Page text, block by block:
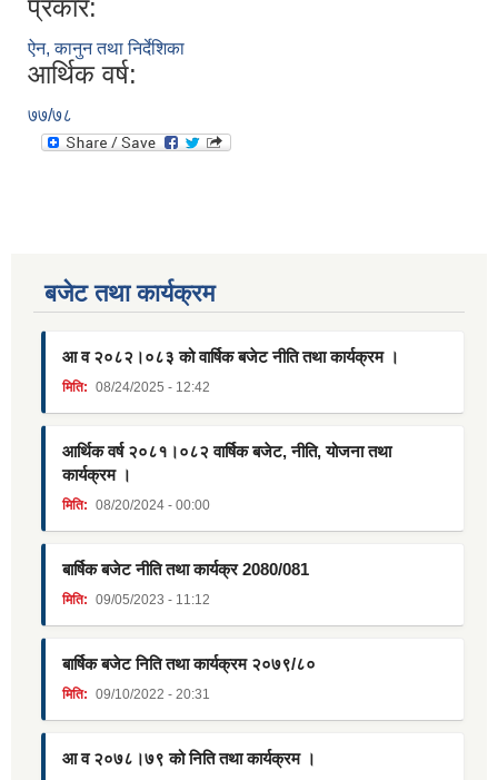
प्रकार:
ऐन, कानुन तथा निर्देशिका
आर्थिक वर्ष:
७७/७८
बजेट तथा कार्यक्रम
आ व २०८२।०८३ को वार्षिक बजेट नीति तथा कार्यक्रम ।
मिति: 08/24/2025 - 12:42
आर्थिक वर्ष २०८१।०८२ वार्षिक बजेट, नीति, योजना तथा
कार्यक्रम ।
मिति: 08/20/2024 - 00:00
बार्षिक बजेट नीति तथा कार्यक्र 2080/081
मिति: 09/05/2023 - 11:12
बार्षिक बजेट निति तथा कार्यक्रम २०७९/८०
मिति: 09/10/2022 - 20:31
आ व २०७८।७९ को निति तथा कार्यक्रम ।